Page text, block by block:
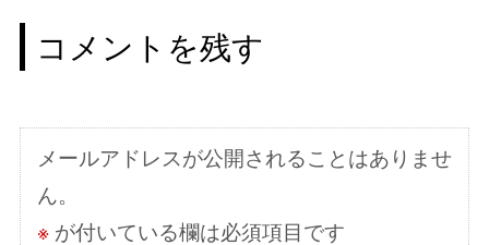
ー
シ
ョ
ン
コメントを残す
メールアドレスが公開されることはありませ
ん。
※が付いている欄は必須項目です